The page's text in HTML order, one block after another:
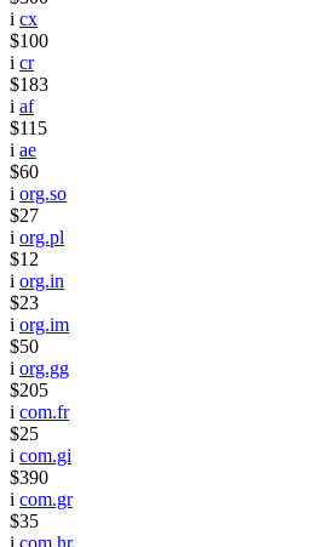
i cx
$100
i cr
$183
i af
$115
i ae
$60
i org.so
$27
i org.pl
$12
i org.in
$23
i org.im
$50
i org.gg
$205
i com.fr
$25
i com.gi
$390
i com.gr
$35